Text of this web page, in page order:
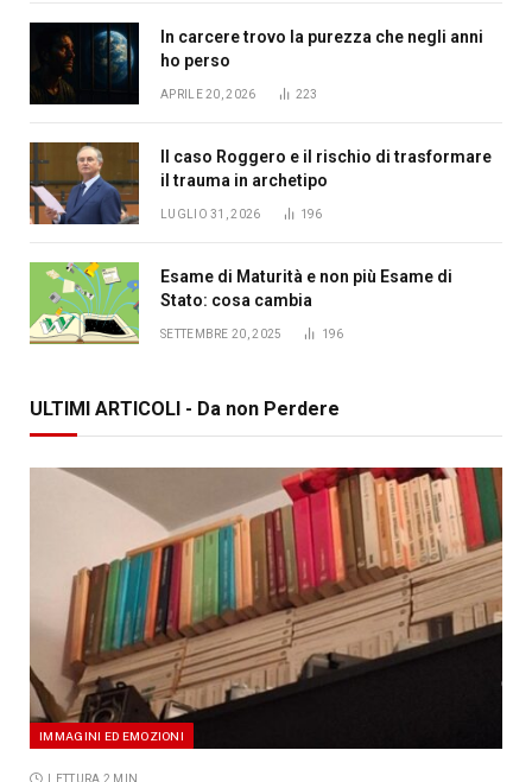
In carcere trovo la purezza che negli anni
ho perso
APRILE 20, 2026 223
Il caso Roggero e il rischio di trasformare
il trauma in archetipo
LUGLIO 31, 2026 196
Esame di Maturità e non più Esame di
Stato: cosa cambia
SETTEMBRE 20, 2025 196
ULTIMI ARTICOLI - Da non Perdere
IMMAGINI ED EMOZIONI
LETTURA 2 MIN.